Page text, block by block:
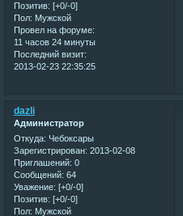
Позитив: [+0/-0]
Пол: Мужской
Провел на форуме:
11 часов 24 минуты
Последний визит:
2013-02-23 22:35:25
dazli
Администратор
Откуда: Чебоксары
Зарегистрирован: 2013-02-08
Приглашений: 0
Сообщений: 64
Уважение: [+0/-0]
Позитив: [+0/-0]
Пол: Мужской